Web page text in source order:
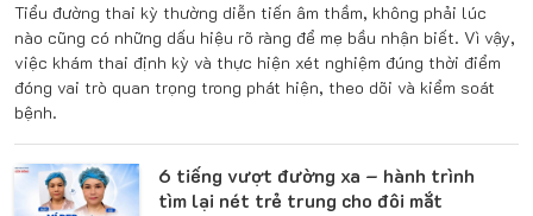
Tiểu đường thai kỳ thường diễn tiến âm thầm, không phải lúc
nào cũng có những dấu hiệu rõ ràng để mẹ bầu nhận biết. Vì vậy,
việc khám thai định kỳ và thực hiện xét nghiệm đúng thời điểm
đóng vai trò quan trọng trong phát hiện, theo dõi và kiểm soát
bệnh.
6 tiếng vượt đường xa – hành trình
tìm lại nét trẻ trung cho đôi mắt